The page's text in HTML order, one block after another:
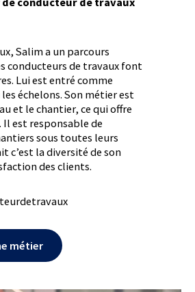
Salim a un parcours
conducteurs de travaux font
Lui est entré comme
échelons. Son métier est
et le chantier, ce qui offre
est responsable de
sous toutes leurs
c’est la diversité de son
des clients.
métier